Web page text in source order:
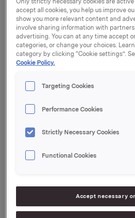
er merkevarer og
Orkla vil den 14. juli 2023 ved
resultatene for andre kvartal
ny selskapsstruktur. I den
Orkla i dag historisk finansiell
porteføljeselskapene.
er utarbeidet av Orkla ASA for
konsernstruktur, samt nytt
fremover.
bakgrunn for hvert av
enkelte områder er mer detaljert
informasjonen som vil bli
Orkla og fra ikke-revidert
historiske forretningssegmenter i
accept all cookies, you help us improve
show you more relevant content and
involve sharing information with partners
advertising. You can at any time accept
categories, or change your choices.
category by clicking “Cookie settings”.
Cookie Policy.
Targeting Cookies
Performance Cookies
Strictly Necessary Cookies
Functional Cookies
Accept necessary